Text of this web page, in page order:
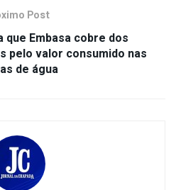
Post
Embasa cobre dos
pelo valor consumido nas
de água